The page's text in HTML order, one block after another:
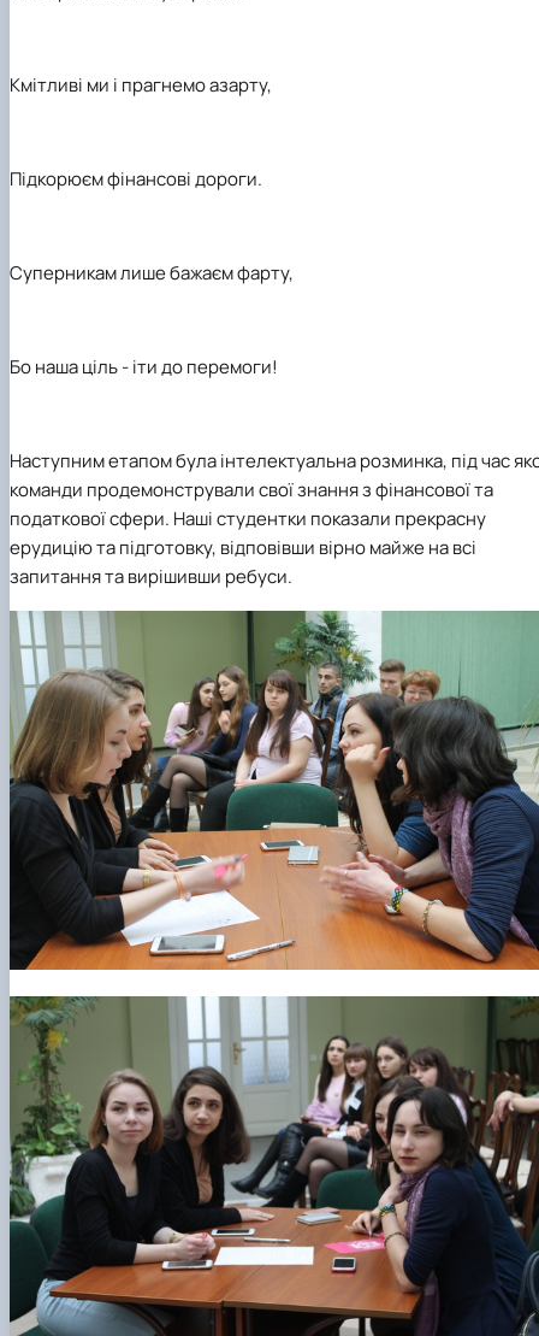
Кмітливі ми і прагнемо азарту,
Підкорюєм фінансові дороги.
Суперникам лише бажаєм фарту,
Бо наша ціль - іти до перемоги!
Наступним етапом була інтелектуальна розминка, під час
команди продемонстрували свої знання з фінансової та
податкової сфери. Наші студентки показали прекрасну
ерудицію та підготовку, відповівши вірно майже на всі
запитання та вирішивши ребуси.